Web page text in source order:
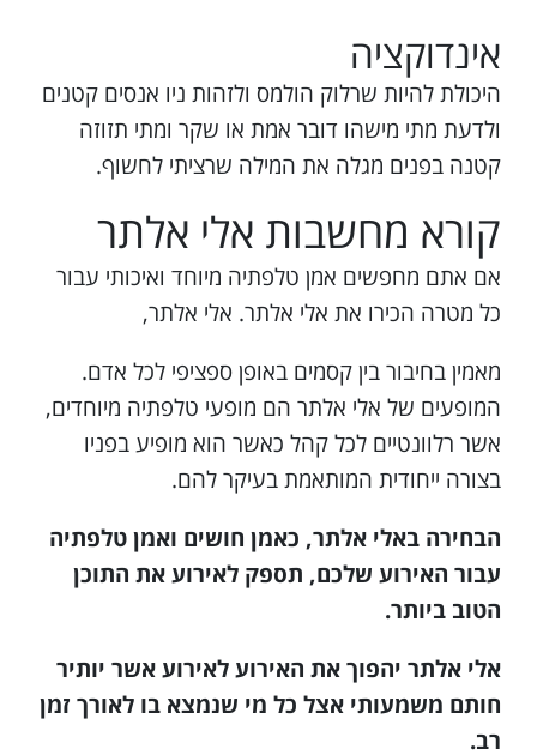
אינדוקציה
היכולת להיות שרלוק הולמס ולזהות ניו אנסים קטנים
ולדעת מתי מישהו דובר אמת או שקר ומתי תזוזה
קטנה בפנים מגלה את המילה שרציתי לחשוף.
קורא מחשבות אלי אלתר
אם אתם מחפשים אמן טלפתיה מיוחד ואיכותי עבור
כל מטרה הכירו את אלי אלתר. אלי אלתר,
מאמין בחיבור בין קסמים באופן ספציפי לכל אדם.
המופעים של אלי אלתר הם מופעי טלפתיה מיוחדים,
אשר רלוונטיים לכל קהל כאשר הוא מופיע בפניו
בצורה ייחודית המותאמת בעיקר להם.
הבחירה באלי אלתר, כאמן חושים ואמן טלפתיה
עבור האירוע שלכם, תספק לאירוע את התוכן
הטוב ביותר.
אלי אלתר יהפוך את האירוע לאירוע אשר יותיר
חותם משמעותי אצל כל מי שנמצא בו לאורך זמן
רב.